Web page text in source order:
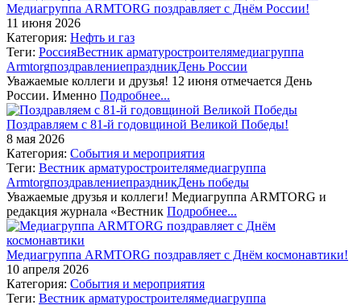
Медиагруппа ARMTORG поздравляет с Днём России!
11 июня 2026
Категория: Нефть и газ
Теги: РоссияВестник арматуростроителямедиагруппа
ArmtorgпоздравлениепраздникДень России
Уважаемые коллеги и друзья! 12 июня отмечается День
России. Именно Подробнее...
Поздравляем с 81-й годовщиной Великой Победы!
8 мая 2026
Категория: События и мероприятия
Теги: Вестник арматуростроителямедиагруппа
ArmtorgпоздравлениепраздникДень победы
Уважаемые друзья и коллеги! Медиагруппа ARMTORG и
редакция журнала «Вестник Подробнее...
Медиагруппа ARMTORG поздравляет с Днём космонавтики!
10 апреля 2026
Категория: События и мероприятия
Теги: Вестник арматуростроителямедиагруппа